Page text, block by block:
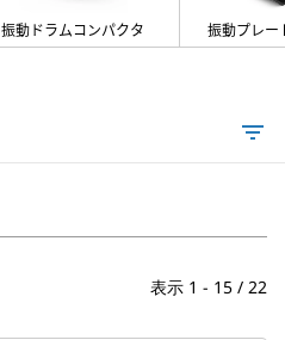
振動ドラムコンパクタ 振動プレー
filter_list
表示 1 - 15 / 22